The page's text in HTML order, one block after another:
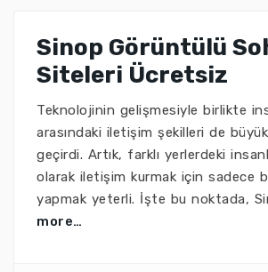
Sinop Görüntülü
Siteleri Ücretsiz
Teknolojinin gelişmesiyle birlikte
arasındaki iletişim şekilleri de
geçirdi. Artık, farklı yerlerdeki
olarak iletişim kurmak için sadece
yapmak yeterli. İşte bu noktada,
more…